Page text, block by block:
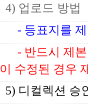
4) 업로드 방법
- 등표지를 제
- 반드시 제
이 수정된 경우
5) 디컬렉션 승